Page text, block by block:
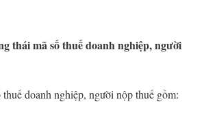
thái mã số thuế doanh nghiệp, người
doanh nghiệp, người nộp thuế gồm: